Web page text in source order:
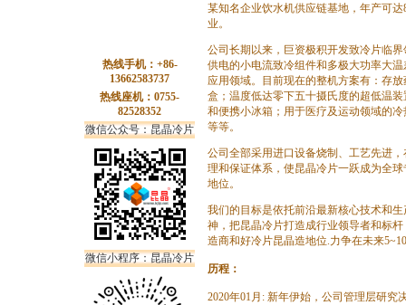
热线手机：+86-
13662583737
热线座机：0755-
82528352
微信公众号：昆晶冷片
微信小程序：昆晶冷片
某知名企业饮水机供应链基地，年产可
业。
公司长期以来，巨资极积开发致冷片临
供电的小电流致冷组件和多极大功率大
应用领域。目前现在的整机方案有：存
盒；温度低达零下五十摄氏度的超低温
和便携小冰箱；用于医疗及运动领域的
等等。
公司全部采用进口设备烧制、工艺先进
理和保证体系，使昆晶冷片一跃成为全
地位。
我们的目标是依托前沿最新核心技术和
神，把昆晶冷片打造成行业领导者和标
造商和好冷片昆晶造地位.力争在未来
历程：
2020年01月: 新年伊始，公司管理层研究